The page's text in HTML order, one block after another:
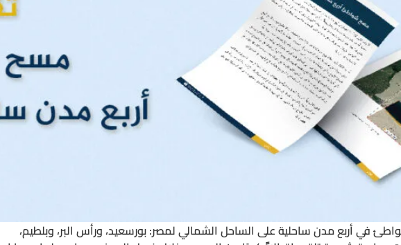
في أربع مدن ساحلية على الساحل الشمالي لمصر: بورسعيد، ورأس البر، وبلطيم،